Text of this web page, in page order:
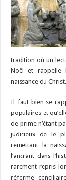
tradition où un
Noël et rappelle
naissance du Christ.
Il faut bien se
populaires et
de prime n’étant
judicieux de le
remettant la
l’ancrant dans
rarement repris
réforme